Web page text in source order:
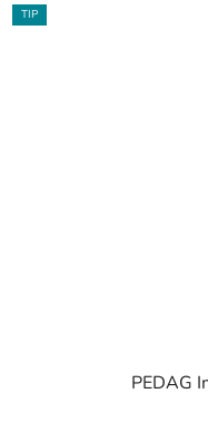
TIP
PEDAG